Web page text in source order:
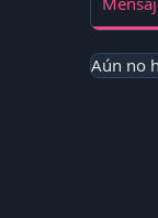
Aún no